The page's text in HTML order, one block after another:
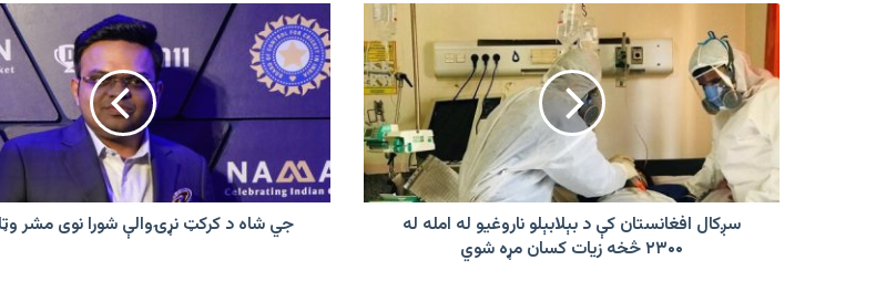
سږکال
افغانستان
کې
د
بېلابېلو
ناروغيو
له
امله
له
سږکال افغانستان کې د بېلابېلو ناروغيو له امله له
۲۳۰۰ څخه زيات کسان مړه شوي
شاه
د
کرکټ
مشر
وټاکل
جي شاه د کرکټ نړۍوالې شورا نوی مشر